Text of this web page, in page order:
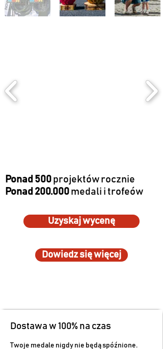
Ponad 500 projektów rocznie
Ponad 200.000 medali i trofeów
Uzyskaj wycenę
Dowiedz się więcej
Dostawa w 100% na czas
Twoje medale nigdy nie będą spóźnione.